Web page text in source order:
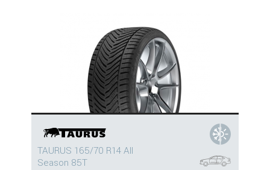
TAURUS 165/70 R14 All
Season 85T